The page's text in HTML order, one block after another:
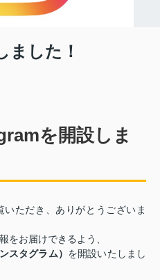
ました！
を開設しま
ただき、ありがとうございま
をお届けできるよう、
スタグラム） を開設いたしまし